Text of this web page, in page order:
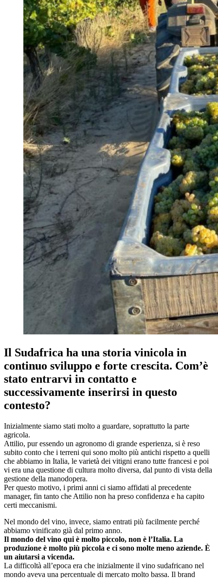
Il Sudafrica ha una storia vinicola in
continuo sviluppo e forte crescita. Com’è
stato entrarvi in contatto e
successivamente inserirsi in questo
contesto?
Inizialmente siamo stati molto a guardare, soprattutto la parte
agricola.
Attilio, pur essendo un agronomo di grande esperienza, si è reso
subito conto che i terreni qui sono molto più antichi rispetto a quelli
che abbiamo in Italia, le varietà dei vitigni erano tutte francesi e poi
vi era una questione di cultura molto diversa, dal punto di vista della
gestione della manodopera.
Per questo motivo, i primi anni ci siamo affidati al precedente
manager, fin tanto che Attilio non ha preso confidenza e ha capito
certi meccanismi.
Nel mondo del vino, invece, siamo entrati più facilmente perché
abbiamo vinificato già dal primo anno.
Il mondo del vino qui è molto piccolo, non è l’Italia. La
produzione è molto più piccola e ci sono molte meno aziende. È
un aiutarsi a vicenda.
La difficoltà all’epoca era che inizialmente il vino sudafricano nel
mondo aveva una percentuale di mercato molto bassa. Il brand